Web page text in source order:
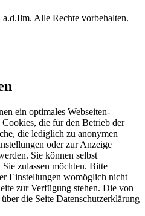
Alle Rechte vorbehalten.
ein optimales Webseiten-
die für den Betrieb der
die lediglich zu anonymen
oder zur Anzeige
Sie können selbst
zulassen möchten. Bitte
Einstellungen womöglich nicht
zur Verfügung stehen. Die von
die Seite Datenschutzerklärung